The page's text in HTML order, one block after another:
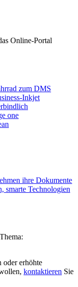
Online-Portal
zum DMS
Inkjet
one
ihre Dokumente
smarte Technologien
oder erhöhte
kontaktieren Sie